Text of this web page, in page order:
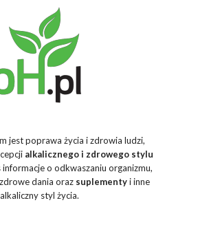
jest poprawa życia i zdrowia ludzi,
alkalicznego i zdrowego stylu
informacje o odkwaszaniu organizmu,
dania oraz suplementyi inne
styl życia.